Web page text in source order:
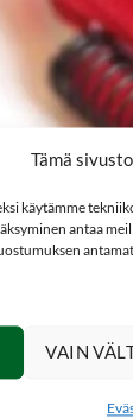
Tämä
käytämme
antaa
VAIN
Paina tästä
evästeet